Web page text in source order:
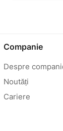
Companie
Despre
Noutăți
Cariere